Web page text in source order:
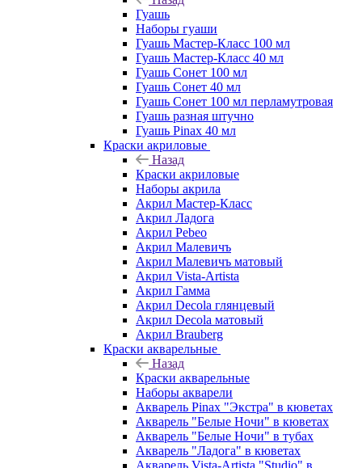
Гуашь
Наборы гуаши
Гуашь Мастер-Класс 100 мл
Гуашь Мастер-Класс 40 мл
Гуашь Сонет 100 мл
Гуашь Сонет 40 мл
Гуашь Сонет 100 мл перламутровая
Гуашь разная штучно
Гуашь Pinax 40 мл
Краски акриловые
Назад
Краски акриловые
Наборы акрила
Акрил Мастер-Класс
Акрил Ладога
Акрил Pebeo
Акрил Малевичъ
Акрил Малевичъ матовый
Акрил Vista-Artista
Акрил Гамма
Акрил Decola глянцевый
Акрил Decola матовый
Акрил Brauberg
Краски акварельные
Назад
Краски акварельные
Наборы акварели
Акварель Pinax "Экстра" в кюветах
Акварель "Белые Ночи" в кюветах
Акварель "Белые Ночи" в тубах
Акварель "Ладога" в кюветах
Акварель Vista-Artista "Studio" в